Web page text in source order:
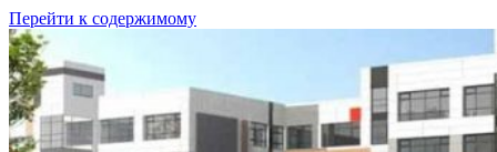
Перейти к содержимому